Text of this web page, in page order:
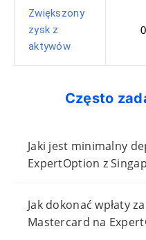
Zwiększony
zysk z
aktywów
0
Często
Jaki jest minimalny
ExpertOption z
Jak dokonać wpłaty
Mastercard na